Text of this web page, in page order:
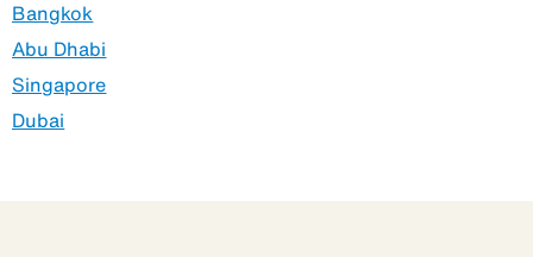
Bangkok
Abu Dhabi
Singapore
Dubai